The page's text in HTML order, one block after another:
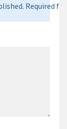
Required